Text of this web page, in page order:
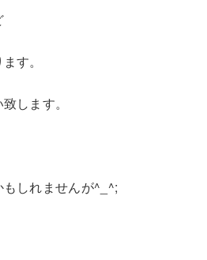
す。
します。
しれませんが^_^;